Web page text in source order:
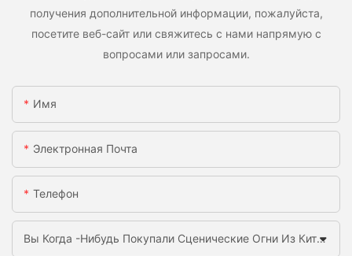
получения дополнительной информации, пожалуйста,
посетите веб-сайт или свяжитесь с нами напрямую с
вопросами или запросами.
Имя
Электронная Почта
Телефон
Вы Когда -нибудь Покупали Сценические Огни Из Китая Раньше?